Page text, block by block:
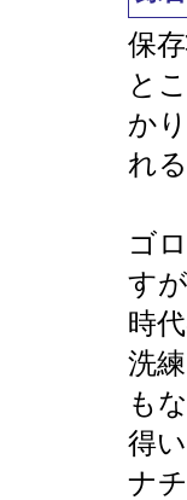
保
と
か
れ
ゴ
す
時
洗
も
得
ナ